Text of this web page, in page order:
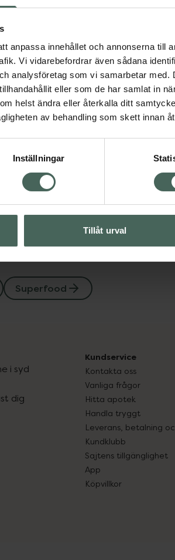
anpassa innehållet och annonserna till
Vi vidarebefordrar även sådana
analysföretag som vi samarbetar
eller som de har samlat in
helst ändra eller återkalla ditt
av behandling som skett innan
Inställningar
Tillåt urval
Visa
Visa
Superfood
i syd
dig
Kundservice
Kontakta oss
Vanliga frågor
Hitta apotek
Handla tryggt
Leverans, betalning
Kundklubb
Sajtens tillgänglighet
App
Köpvillkor